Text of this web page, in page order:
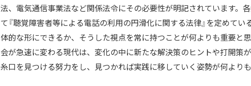
法、電気通信事業法など関係法令にその必要性が明記されています。
て『聴覚障害者等による電話の利用の円滑化に関する法律』を定めて
体的な形にできるか、そうした視点を常に持つことが何よりも重要と
会が急速に変わる現代は、変化の中に新たな解決策のヒントや打開策
糸口を見つける努力をし、見つかれば実践に移していく姿勢が何よりも